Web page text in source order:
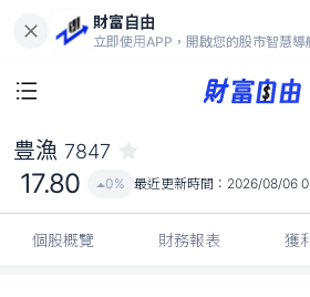
財富自由
立即使用APP，開啟您的股市智慧導
17.80
0%
豊漁 7847
17.80 0% 最近更新時間： 2026/08/06
個股概覽 財務報表 獲